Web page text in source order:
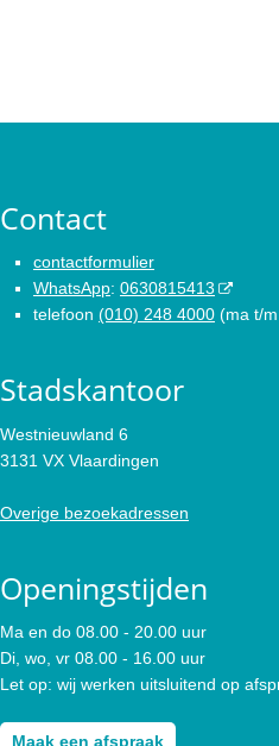
Contact
contactformulier
WhatsApp: 0630815413
telefoon (010) 248 4000 (ma t/
Stadskantoor
Westnieuwland 6
3131 VX Vlaardingen
Overige bezoekadressen
Openingstijden
Ma en do 08.00 - 20.00 uur
Di, wo, vr 08.00 - 16.00 uur
Let op: wij werken uitsluitend op
Maak een afspraak